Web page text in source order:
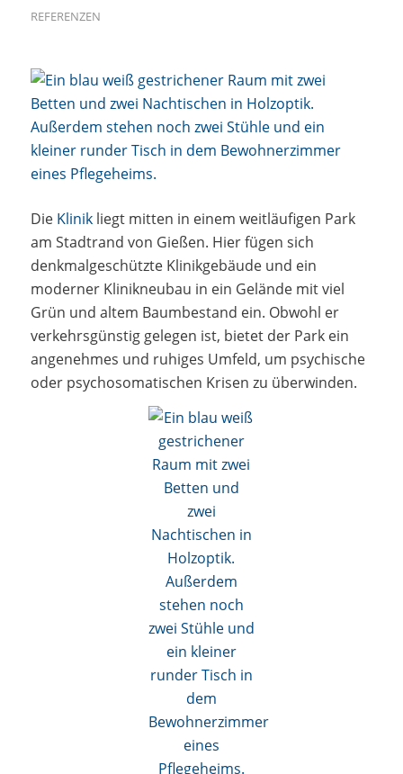
REFERENZEN
Die Klinikliegt mitten in einem weitläufigen Park
am Stadtrand von Gießen. Hier fügen sich
denkmalgeschützte Klinikgebäude und ein
moderner Klinikneubau in ein Gelände mit viel
Grün und altem Baumbestand ein. Obwohl er
verkehrsgünstig gelegen ist, bietet der Park ein
angenehmes und ruhiges Umfeld, um psychische
oder psychosomatischen Krisen zu überwinden.